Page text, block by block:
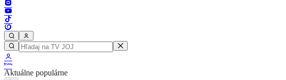
Aktuálne populárne